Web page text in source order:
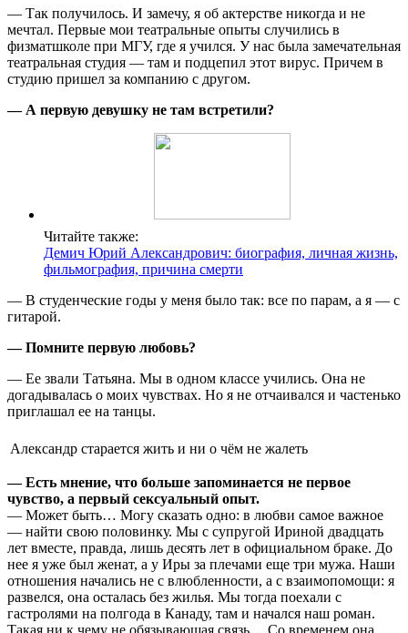
— Так получилось. И замечу, я об актерстве никогда и не
мечтал. Первые мои театральные опыты случились в
физматшколе при МГУ, где я учился. У нас была замечательная
театральная студия — там и подцепил этот вирус. Причем в
студию пришел за компанию с другом.
— А первую девушку не там встретили?
Читайте также:
Демич Юрий Александрович: биография, личная жизнь,
фильмография, причина смерти
— В студенческие годы у меня было так: все по парам, а я — с
гитарой.
— Помните первую любовь?
— Ее звали Татьяна. Мы в одном классе учились. Она не
догадывалась о моих чувствах. Но я не отчаивался и частенько
приглашал ее на танцы.
Александр старается жить и ни о чём не жалеть
— Есть мнение, что больше запоминается не первое
чувство, а первый сексуальный опыт.
— Может быть… Могу сказать одно: в любви самое важное
— найти свою половинку. Мы с супругой Ириной двадцать
лет вместе, правда, лишь десять лет в официальном браке. До
нее я уже был женат, а у Иры за плечами еще три мужа. Наши
отношения начались не с влюбленности, а с взаимопомощи: я
развелся, она осталась без жилья. Мы тогда поехали с
гастролями на полгода в Канаду, там и начался наш роман.
Такая ни к чему не обязывающая связь… Со временем она